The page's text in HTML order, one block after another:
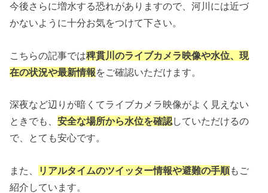
今後さらに増水する恐れがありますので、河川には近づ
かないように十分お気をつけて下さい。
こちらの記事では稗貫川のライブカメラ映像や水位、現
在の状況や最新情報をご確認いただけます。
深夜など辺りが暗くてライブカメラ映像がよく見えない
ときでも、安全な場所から水位を確認していただけるの
で、とても安心です。
また、 リアルタイムのツイッター情報や避難の手順もご
紹介しています。